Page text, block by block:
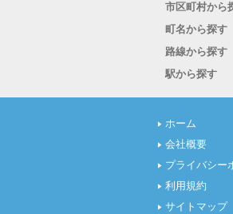
市区町村から
町名から探す
路線から探す
駅から探す
ホーム
会社概要
プライバシー
利用規約
サイトマップ